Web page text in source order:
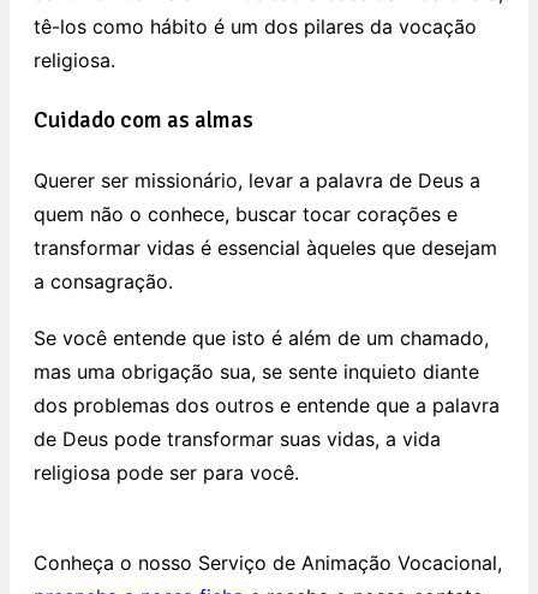
tê-los como hábito é um dos pilares da vocação
religiosa.
Cuidado com as almas
Querer ser missionário, levar a palavra de Deus a
quem não o conhece, buscar tocar corações e
transformar vidas é essencial àqueles que desejam
a consagração.
Se você entende que isto é além de um chamado,
mas uma obrigação sua, se sente inquieto diante
dos problemas dos outros e entende que a palavra
de Deus pode transformar suas vidas, a vida
religiosa pode ser para você.
Conheça o nosso Serviço de Animação Vocacional,